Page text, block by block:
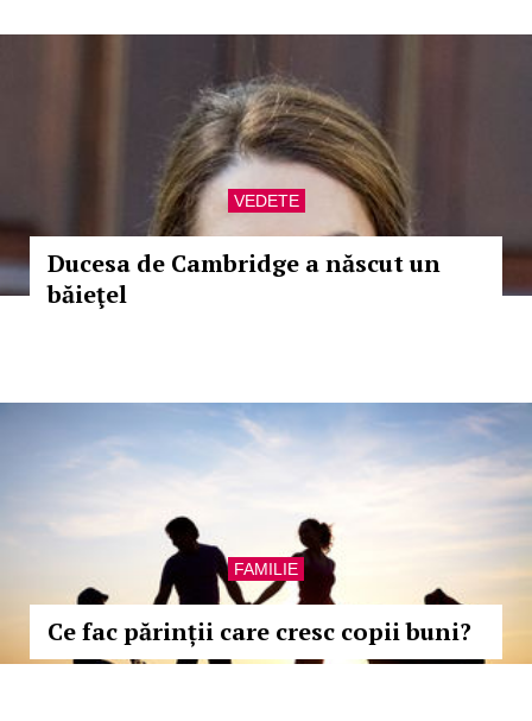
VEDETE
Ducesa de Cambridge a născut un
băieţel
FAMILIE
Ce fac părinții care cresc copii buni?